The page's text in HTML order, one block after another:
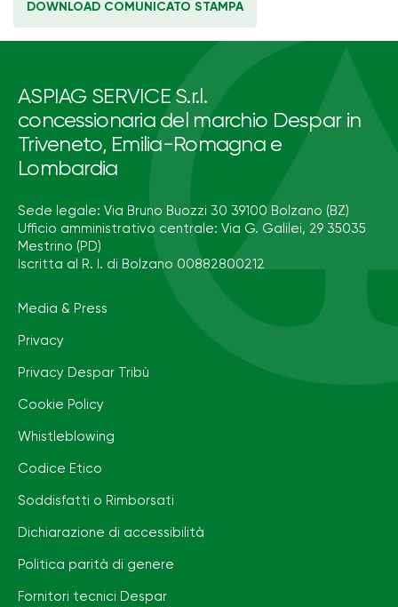
DOWNLOAD COMUNICATO STAMPA
ASPIAG SERVICE S.r.l.
concessionaria del marchio Despar in
Triveneto, Emilia-Romagna e
Lombardia
Sede legale: Via Bruno Buozzi 30 39100 Bolzano (BZ)
Ufficio amministrativo centrale: Via G. Galilei, 29 35035
Mestrino (PD)
Iscritta al R. I. di Bolzano 00882800212
Media & Press
Privacy
Privacy Despar Tribù
Cookie Policy
Whistleblowing
Codice Etico
Soddisfatti o Rimborsati
Dichiarazione di accessibilità
Politica parità di genere
Fornitori tecnici Despar